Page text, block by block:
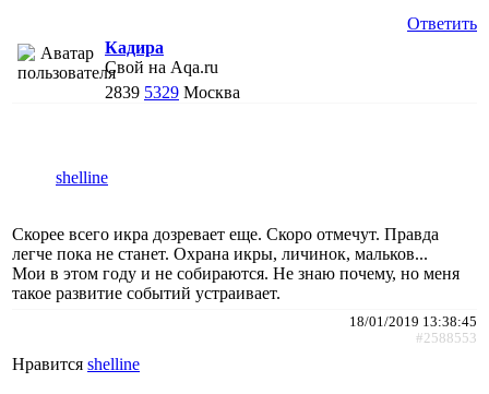
Ответить
Кадира
Свой на Aqa.ru
2839 5329 Москва
shelline
Скорее всего икра дозревает еще. Скоро отмечут. Правда
легче пока не станет. Охрана икры, личинок, мальков...
Мои в этом году и не собираются. Не знаю почему, но меня
такое развитие событий устраивает.
18/01/2019 13:38:45
#2588553
Нравится shelline